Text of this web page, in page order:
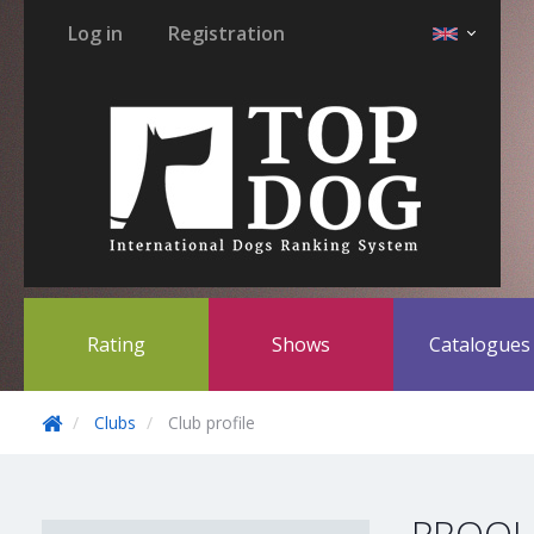
Log in Registration
Rating Shows Catalogues
Clubs Club profile